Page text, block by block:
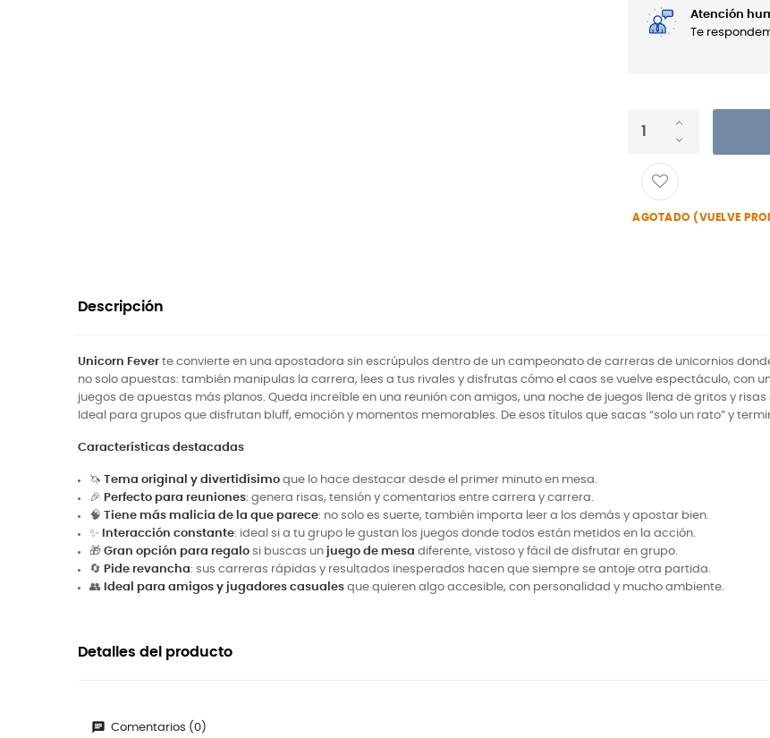
Atención
Te
AGOTADO (VUELVE
Descripción
Unicorn Fever te convierte en una apostadora sin escrúpulos dentro de un campeonato de carreras de unicornios
no solo apuestas: también manipulas la carrera, lees a tus rivales y disfrutas cómo el caos se vuelve espectáculo, con
juegos de apuestas más planos. Queda increíble en una reunión con amigos, una noche de juegos llena de gritos y
Ideal para grupos que disfrutan bluff, emoción y momentos memorables. De esos títulos que sacas “solo un rato” y
Características destacadas
🦄 Tema original y divertidísimo que lo hace destacar desde el primer minuto en mesa.
🎉 Perfecto para reuniones: genera risas, tensión y comentarios entre carrera y carrera.
🧠 Tiene más malicia de la que parece: no solo es suerte, también importa leer a los demás y apostar bien.
✨
Interacción constante: ideal si a tu grupo le gustan los juegos donde todos están metidos en la acción.
🎁 Gran opción para regalo si buscas un juego de mesa diferente, vistoso y fácil de disfrutar en grupo.
🔄 Pide revancha: sus carreras rápidas y resultados inesperados hacen que siempre se antoje otra partida.
👥 Ideal para amigos y jugadores casuales que quieren algo accesible, con personalidad y mucho ambiente.
Detalles del producto
Comentarios (0)